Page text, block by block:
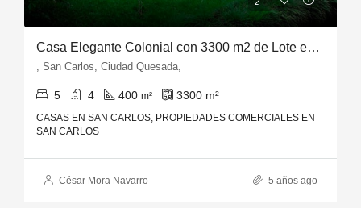
Casa Elegante Colonial con 3300 m2 de Lote en Ciudad Quesada
, San Carlos, Ciudad Quesada,
5 4 400 m² 3300 m²
CASAS EN SAN CARLOS, PROPIEDADES COMERCIALES EN
SAN CARLOS
César Mora Navarro 5 años ago